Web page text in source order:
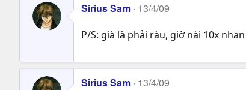
Sirius Sam 13/4/09
P/S: già là phải ràu, giờ nài 10x
Sirius Sam 13/4/09